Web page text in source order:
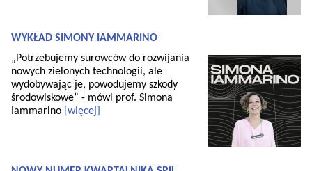
WYKŁAD SIMONY IAMMARINO
„Potrzebujemy surowców do rozwijania
nowych zielonych technologii, ale
wydobywając je, powodujemy szkody
środowiskowe” - mówi prof. Simona
Iammarino [więcej]